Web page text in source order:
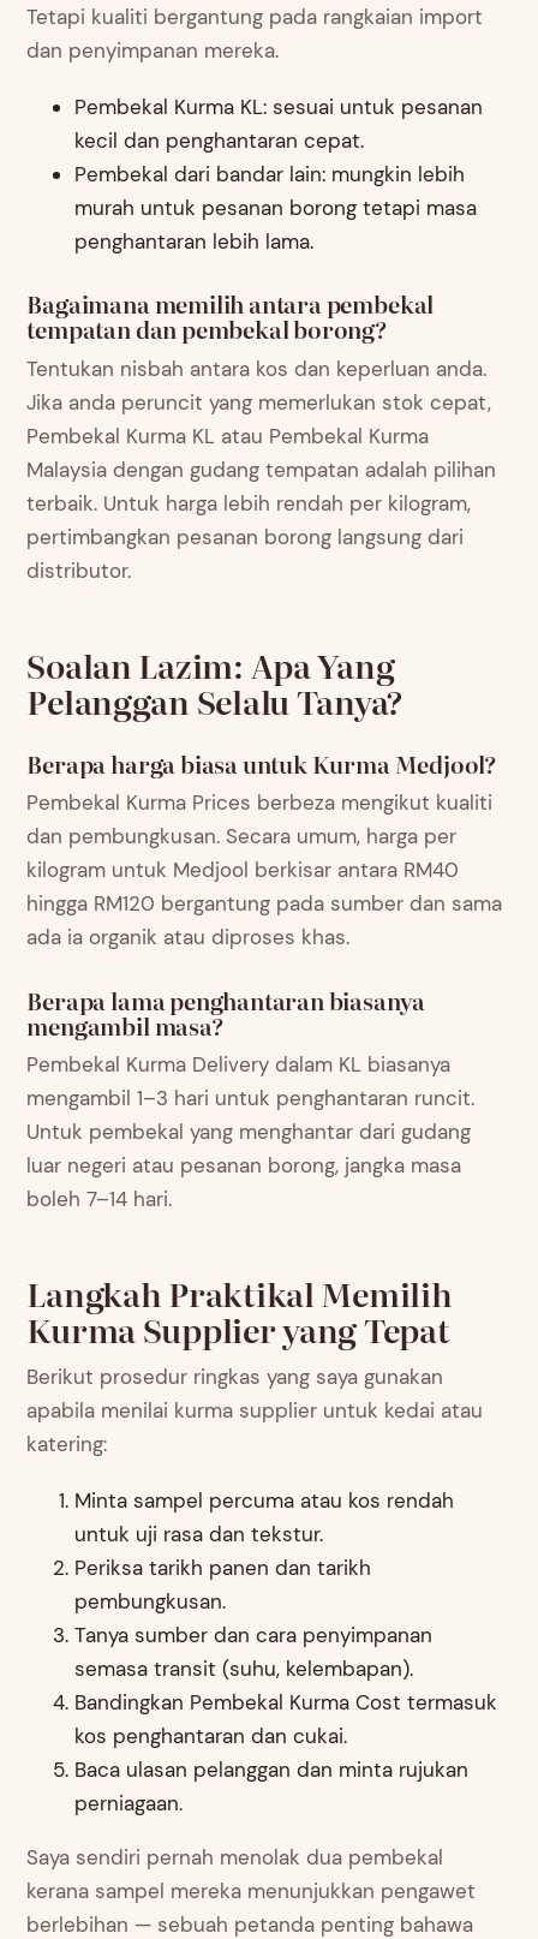
Tetapi kualiti bergantung pada rangkaian import
dan penyimpanan mereka.
Pembekal Kurma KL: sesuai untuk pesanan
kecil dan penghantaran cepat.
Pembekal dari bandar lain: mungkin lebih
murah untuk pesanan borong tetapi masa
penghantaran lebih lama.
Bagaimana memilih antara pembekal
tempatan dan pembekal borong?
Tentukan nisbah antara kos dan keperluan anda.
Jika anda peruncit yang memerlukan stok cepat,
Pembekal Kurma KL atau Pembekal Kurma
Malaysia dengan gudang tempatan adalah pilihan
terbaik. Untuk harga lebih rendah per kilogram,
pertimbangkan pesanan borong langsung dari
distributor.
Soalan Lazim: Apa Yang
Pelanggan Selalu Tanya?
Berapa harga biasa untuk Kurma Medjool?
Pembekal Kurma Prices berbeza mengikut kualiti
dan pembungkusan. Secara umum, harga per
kilogram untuk Medjool berkisar antara RM40
hingga RM120 bergantung pada sumber dan sama
ada ia organik atau diproses khas.
Berapa lama penghantaran biasanya
mengambil masa?
Pembekal Kurma Delivery dalam KL biasanya
mengambil 1–3 hari untuk penghantaran runcit.
Untuk pembekal yang menghantar dari gudang
luar negeri atau pesanan borong, jangka masa
boleh 7–14 hari.
Langkah Praktikal Memilih
Kurma Supplier yang Tepat
Berikut prosedur ringkas yang saya gunakan
apabila menilai kurma supplier untuk kedai atau
katering:
Minta sampel percuma atau kos rendah
untuk uji rasa dan tekstur.
Periksa tarikh panen dan tarikh
pembungkusan.
Tanya sumber dan cara penyimpanan
semasa transit (suhu, kelembapan).
Bandingkan Pembekal Kurma Cost termasuk
kos penghantaran dan cukai.
Baca ulasan pelanggan dan minta rujukan
perniagaan.
Saya sendiri pernah menolak dua pembekal
kerana sampel mereka menunjukkan pengawet
berlebihan — sebuah petanda penting bahawa